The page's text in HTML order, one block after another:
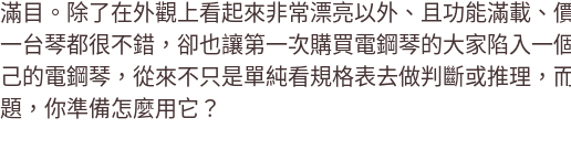
滿目。除了在外觀上看起來非常漂亮以外、且功能滿載、
一台琴都很不錯，卻也讓第一次購買電鋼琴的大家陷入一
己的電鋼琴，從來不只是單純看規格表去做判斷或推理，
題，你準備怎麼用它？